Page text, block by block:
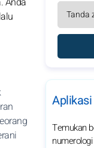
Temukan